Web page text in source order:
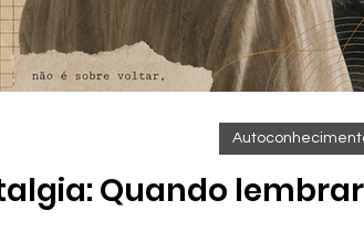
Quando